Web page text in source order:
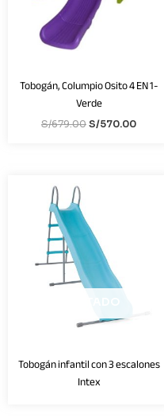
Tobogán, Columpio Osito 4 EN 1-
Verde
S/679.00S/570.00
Tobogán infantil con 3 escalones
Intex